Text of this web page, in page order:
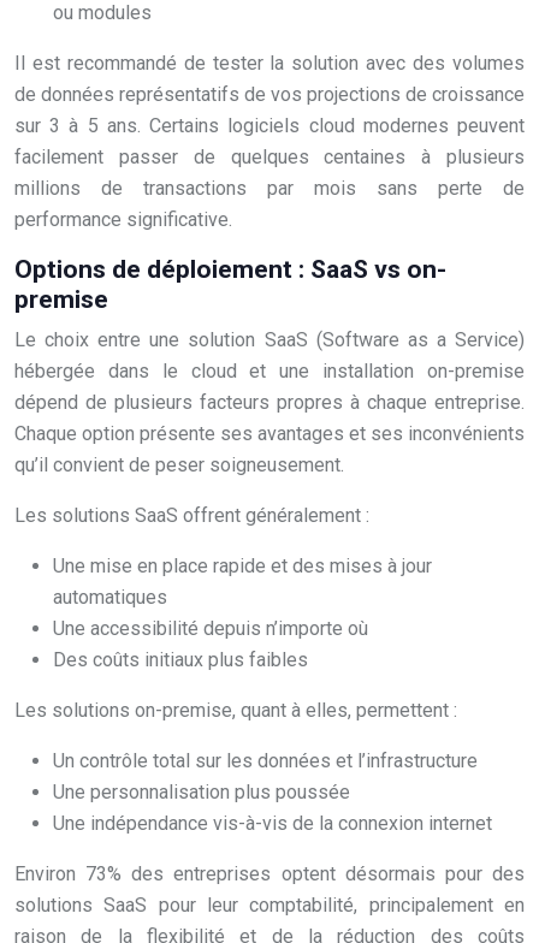
ou modules
Il est recommandé de tester la solution avec des volumes
de données représentatifs de vos projections de croissance
sur 3 à 5 ans. Certains logiciels cloud modernes peuvent
facilement passer de quelques centaines à plusieurs
millions de transactions par mois sans perte de
performance significative.
Options de déploiement : SaaS vs on-
premise
Le choix entre une solution SaaS (Software as a Service)
hébergée dans le cloud et une installation on-premise
dépend de plusieurs facteurs propres à chaque entreprise.
Chaque option présente ses avantages et ses inconvénients
qu’il convient de peser soigneusement.
Les solutions SaaS offrent généralement :
Une mise en place rapide et des mises à jour
automatiques
Une accessibilité depuis n’importe où
Des coûts initiaux plus faibles
Les solutions on-premise, quant à elles, permettent :
Un contrôle total sur les données et l’infrastructure
Une personnalisation plus poussée
Une indépendance vis-à-vis de la connexion internet
Environ 73% des entreprises optent désormais pour des
solutions SaaS pour leur comptabilité, principalement en
raison de la flexibilité et de la réduction des coûts